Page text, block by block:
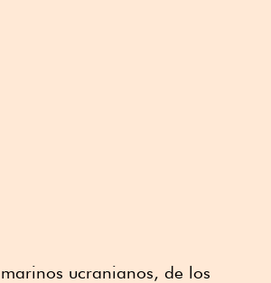
ucranianos, de los